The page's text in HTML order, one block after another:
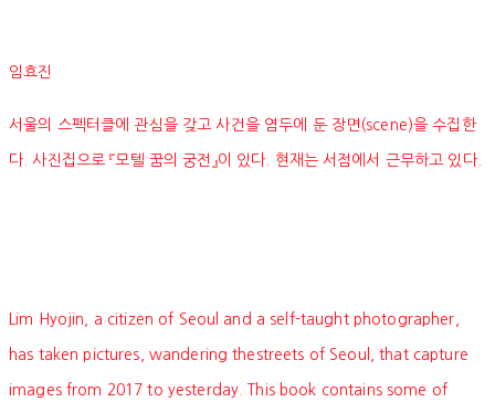
임효진
서울의 스펙터클에 관심을 갖고 사건을 염두에 둔 장면(scene)을 수집한
다. 사진집으로 『모텔 꿈의 궁전』이 있다. 현재는 서점에서 근무하고 있다.
Lim Hyojin, a citizen of Seoul and a self-taught photographer,
has taken pictures, wandering thestreets of Seoul, that capture
images from 2017 to yesterday. This book contains some of